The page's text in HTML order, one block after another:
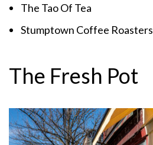
The Tao Of Tea
Stumptown Coffee Roasters
The Fresh Pot